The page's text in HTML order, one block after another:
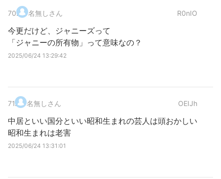
70. 名無しさん R0nIO
今更だけど、ジャニーズって
「ジャニーの所有物」って意味なの？
2025/06/24 13:29:42
71. 名無しさん OEIJh
中居といい国分といい昭和生まれの芸人は頭おかしい
昭和生まれは老害
2025/06/24 13:31:01